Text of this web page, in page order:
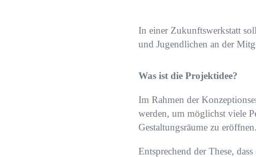
In einer Zukunftswerkstatt
und Jugendlichen an der
Was ist die Projektidee?
Im Rahmen der
werden, um möglichst viele
Gestaltungsräume zu eröffnen.
Entsprechend der These,